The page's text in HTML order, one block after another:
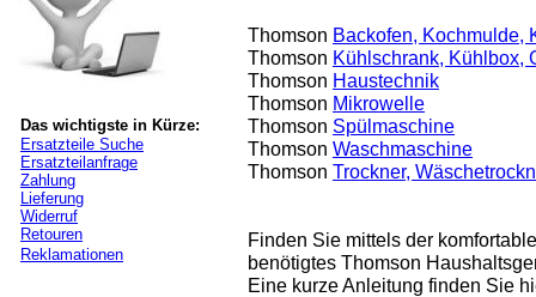
Das wichtigste in Kürze:
Ersatzteile Suche
Ersatzteilanfrage
Zahlung
Lieferung
Widerruf
Retouren
Reklamationen
Thomson Backofen, Kochmulde,
Thomson Kühlschrank, Kühlbox,
Thomson Haustechnik
Thomson Mikrowelle
Thomson Spülmaschine
Thomson Waschmaschine
Thomson Trockner,
Finden Sie mittels der
benötigtes Thomson
Eine kurze Anleitung finden Sie